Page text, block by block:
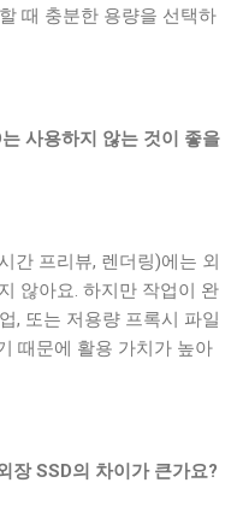
때 충분한 용량을 선택하
사용하지 않는 것이 좋을
간 프리뷰, 렌더링)에는 외
않아요. 하지만 작업이 완
, 또는 저용량 프록시 파일
때문에 활용 가치가 높아
장 SSD의 차이가 큰가요?